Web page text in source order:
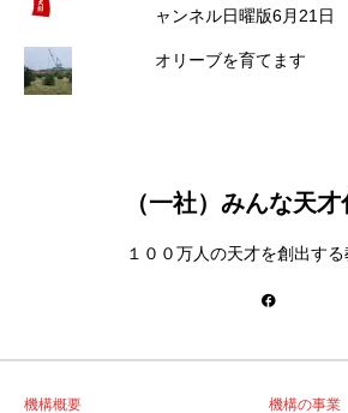
ャンネル日曜版6月21日
オリーブを育てます
（一社）みんな天
１００万人の天才を創出す
機構概要 機構の事業